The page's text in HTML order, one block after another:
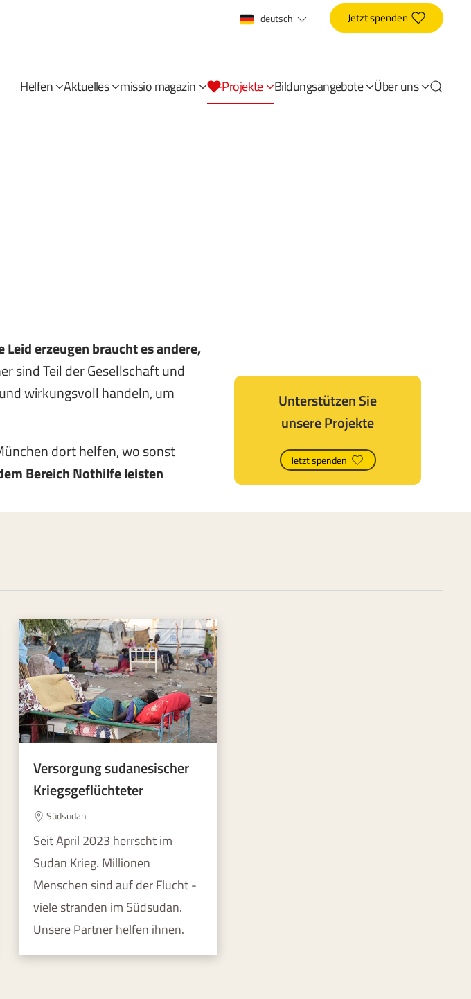
deutsch Jetzt spenden
Helfen Aktuelles missio magazin -Projekte Bildungsangebote Über uns
erzeugen braucht es andere,
sind Teil der Gesellschaft und
wirkungsvoll handeln, um
dort helfen, wo sonst
Bereich Nothilfe leisten
Unterstützen Sie
unsere Projekte
Jetzt spenden
Versorgung sudanesischer
Kriegsgeflüchteter
Südsudan
Seit April 2023 herrscht im
Sudan Krieg. Millionen
Menschen sind auf der Flucht -
viele stranden im Südsudan.
Unsere Partner helfen ihnen.